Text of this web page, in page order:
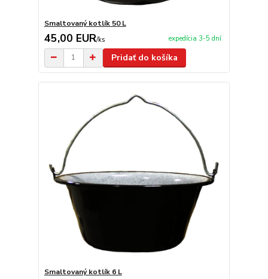
Smaltovaný kotlík 50 L
45,00 EUR/ks expedícia 3-5 dní
Pridať do košíka
Smaltovaný kotlík 6 L